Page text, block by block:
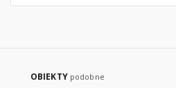
OBIEKTY podobne